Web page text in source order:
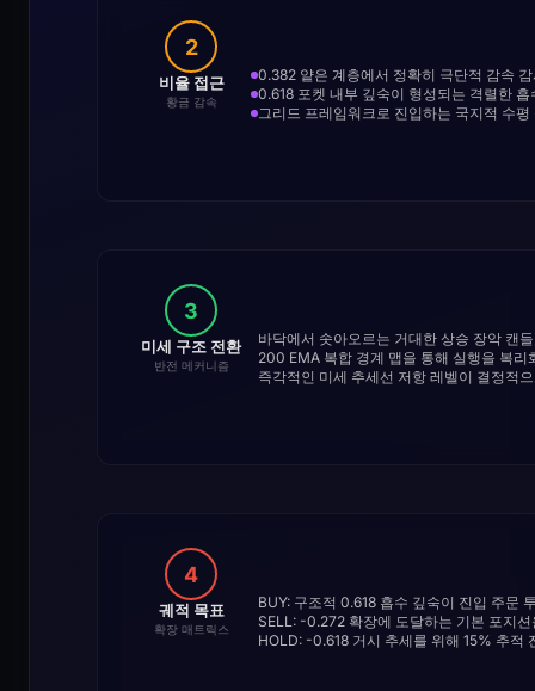
2
비율 접근
황금 감속
0.382 얕은 계층에서 정확히 극단적 감속
0.618 포켓 내부 깊숙이 형성되는 격렬한 흡
그리드 프레임워크로 진입하는 국지적 수평
3
미세 구조 전환
반전 메커니즘
바닥에서 솟아오르는 거대한 상승 장악 캔
200 EMA 복합 경계 맵을 통해 실행을 복리
즉각적인 미세 추세선 저항 레벨이 결정적
4
궤적 목표
확장 매트릭스
BUY: 구조적 0.618 흡수 깊숙이 진입 주문
SELL: -0.272 확장에 도달하는 기본 포지
HOLD: -0.618 거시 추세를 위해 15% 추적